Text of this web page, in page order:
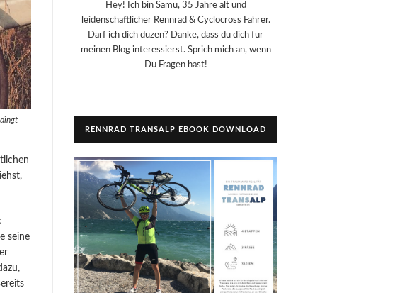
seine
Hey! Ich bin Samu, 35 Jahre alt und
leidenschaftlicher Rennrad & Cyclocross Fahrer.
Darf ich dich duzen? Danke, dass du dich für
meinen Blog interessierst. Sprich mich an, wenn
Du Fragen hast!
RENNRAD TRANSALP EBOOK DOWNLOAD